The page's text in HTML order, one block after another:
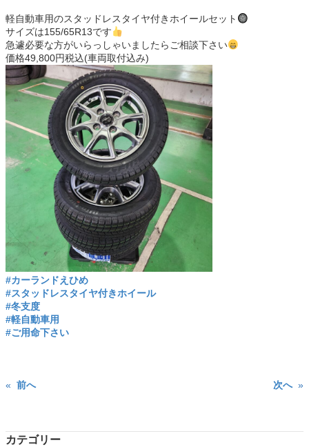
軽自動車用のスタッドレスタイヤ付きホイールセット
サイズは155/65R13です
急遽必要な方がいらっしゃいましたらご相談下さい
価格49,800円税込(車両取付込み)
#カーランドえひめ
#スタッドレスタイヤ付きホイール
#冬支度
#軽自動車用
#ご用命下さい
« 前へ 次へ »
カテゴリー